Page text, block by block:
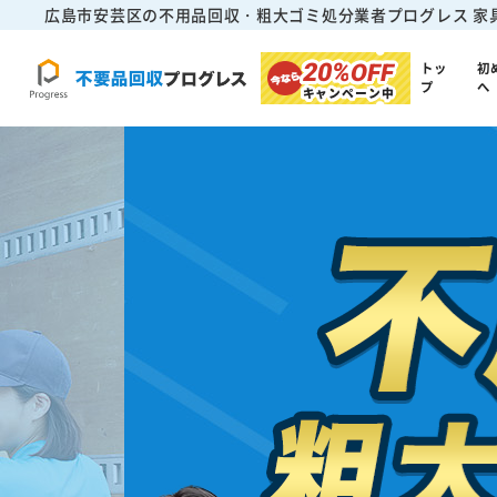
広島市安芸区の不用品回収・粗大ゴミ処分業者プログレス 家
20%OFF
キャンペーン中
トッ
プ
初
へ